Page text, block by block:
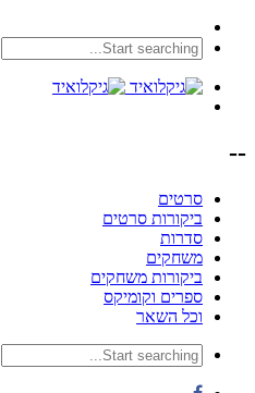
--
סרטים
ביקורות סרטים
סדרות
משחקים
ביקורות משחקים
ספרים וקומיקס
וכל השאר